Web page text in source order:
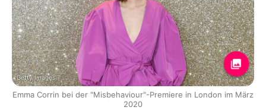
Getty Images
Emma Corrin bei der "Misbehaviour"-Premiere in London im März
2020